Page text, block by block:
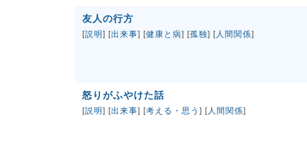
友人の行方
[説明 ] [出来事] [健康と病] [孤独] [人間関係]
怒りがふやけた話
[説明 ] [出来事] [考える・思う ] [人間関係]